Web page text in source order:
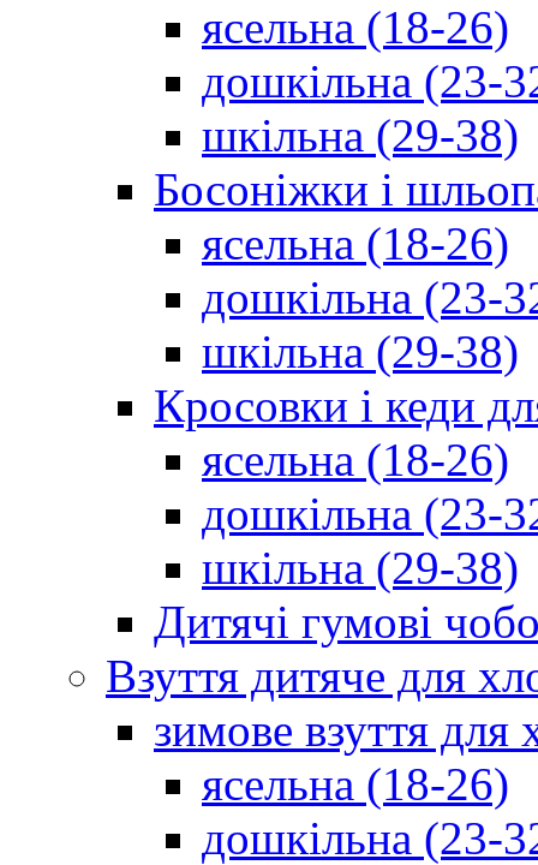
ясельна (18-26)
дошкільна (23-
шкільна (29-38)
Босоніжки і
ясельна (18-26)
дошкільна (23-
шкільна (29-38)
Кросовки і кеди
ясельна (18-26)
дошкільна (23-
шкільна (29-38)
Дитячі гумові
Взуття дитяче для
зимове взуття для
ясельна (18-26)
дошкільна (23-